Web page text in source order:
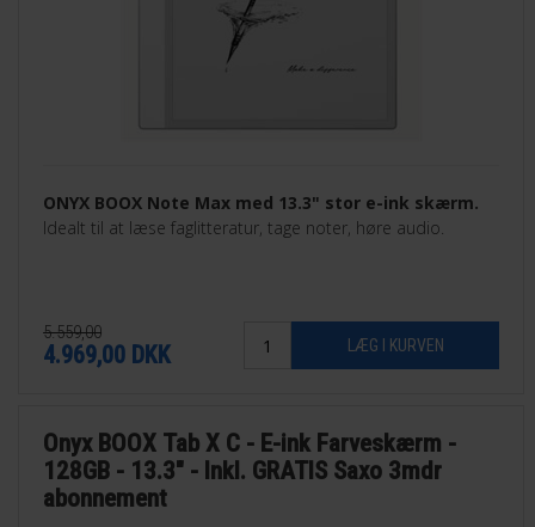
ONYX BOOX Note Max med 13.3" stor e-ink skærm.
Idealt til at læse faglitteratur, tage noter, høre audio.
5.559,00
4.969,00 DKK
Onyx BOOX Tab X C - E-ink Farveskærm -
128GB - 13.3" - Inkl. GRATIS Saxo 3mdr
abonnement